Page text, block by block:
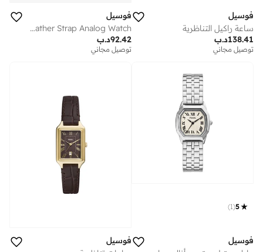
فوسيل
ساعة راكيل التناظرية
د.ب138.41
توصيل مجاني
فوسيل
Stainless Steel Leather Strap Analog Watch
د.ب92.42
توصيل مجاني
5
(
1
)
فوسيل
فوسيل